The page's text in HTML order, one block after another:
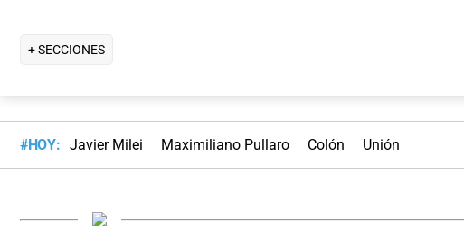
+ SECCIONES
#HOY: Javier Milei Maximiliano Pullaro Colón Unión